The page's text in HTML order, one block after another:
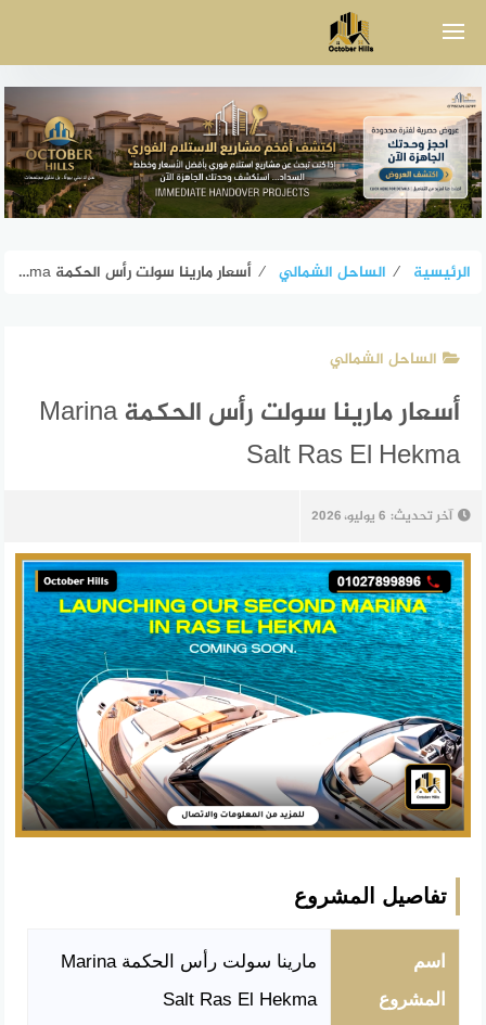
الرئيسية ⁄ الساحل الشمالي ⁄ أسعار مارينا سولت رأس الحكمة Marina Salt Ras El Hekma
الساحل الشمالي
أسعار مارينا سولت رأس الحكمة Marina
Salt Ras El Hekma
آخر تحديث: 6 يوليو، 2026
تفاصيل المشروع
اسم
المشروع
مارينا سولت رأس الحكمة Marina
Salt Ras El Hekma